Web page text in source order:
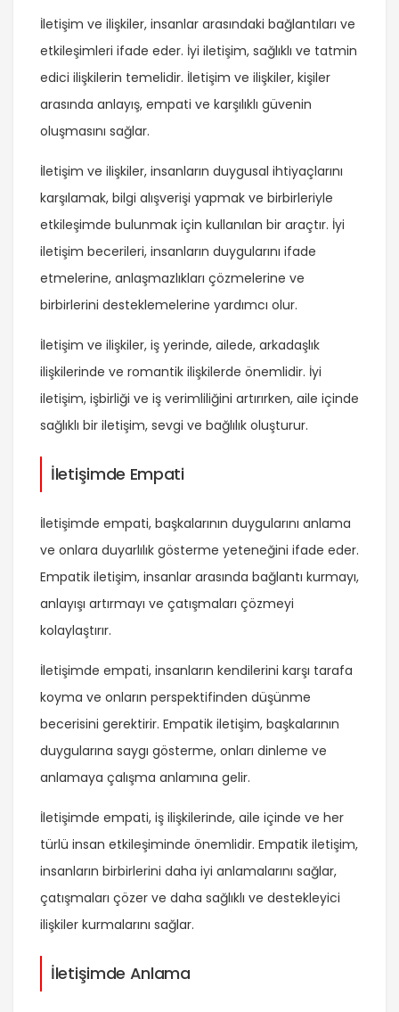
İletişim ve ilişkiler, insanlar arasındaki bağlantıları ve
etkileşimleri ifade eder. İyi iletişim, sağlıklı ve tatmin
edici ilişkilerin temelidir. İletişim ve ilişkiler, kişiler
arasında anlayış, empati ve karşılıklı güvenin
oluşmasını sağlar.
İletişim ve ilişkiler, insanların duygusal ihtiyaçlarını
karşılamak, bilgi alışverişi yapmak ve birbirleriyle
etkileşimde bulunmak için kullanılan bir araçtır. İyi
iletişim becerileri, insanların duygularını ifade
etmelerine, anlaşmazlıkları çözmelerine ve
birbirlerini desteklemelerine yardımcı olur.
İletişim ve ilişkiler, iş yerinde, ailede, arkadaşlık
ilişkilerinde ve romantik ilişkilerde önemlidir. İyi
iletişim, işbirliği ve iş verimliliğini artırırken, aile içinde
sağlıklı bir iletişim, sevgi ve bağlılık oluşturur.
İletişimde Empati
İletişimde empati, başkalarının duygularını anlama
ve onlara duyarlılık gösterme yeteneğini ifade eder.
Empatik iletişim, insanlar arasında bağlantı kurmayı,
anlayışı artırmayı ve çatışmaları çözmeyi
kolaylaştırır.
İletişimde empati, insanların kendilerini karşı tarafa
koyma ve onların perspektifinden düşünme
becerisini gerektirir. Empatik iletişim, başkalarının
duygularına saygı gösterme, onları dinleme ve
anlamaya çalışma anlamına gelir.
İletişimde empati, iş ilişkilerinde, aile içinde ve her
türlü insan etkileşiminde önemlidir. Empatik iletişim,
insanların birbirlerini daha iyi anlamalarını sağlar,
çatışmaları çözer ve daha sağlıklı ve destekleyici
ilişkiler kurmalarını sağlar.
İletişimde Anlama